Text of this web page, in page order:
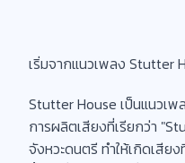
เริ่มจากแนวเพลง Stutter
Stutter House เป็นแนวเ
การผลิตเสียงที่เรียกว่า
จังหวะดนตรี ทำให้เกิดเสี